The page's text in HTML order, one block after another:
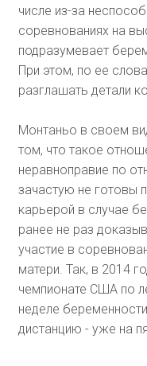
числе из-за
соревнованиях на
подразумевает
При этом, по ее
разглашать детали
Монтаньо в своем
том, что такое
неравноправие по
зачастую не готовы
карьерой в случае
ранее не раз
участие в
матери. Так, в 2014
чемпионате США по
неделе
дистанцию - уже на